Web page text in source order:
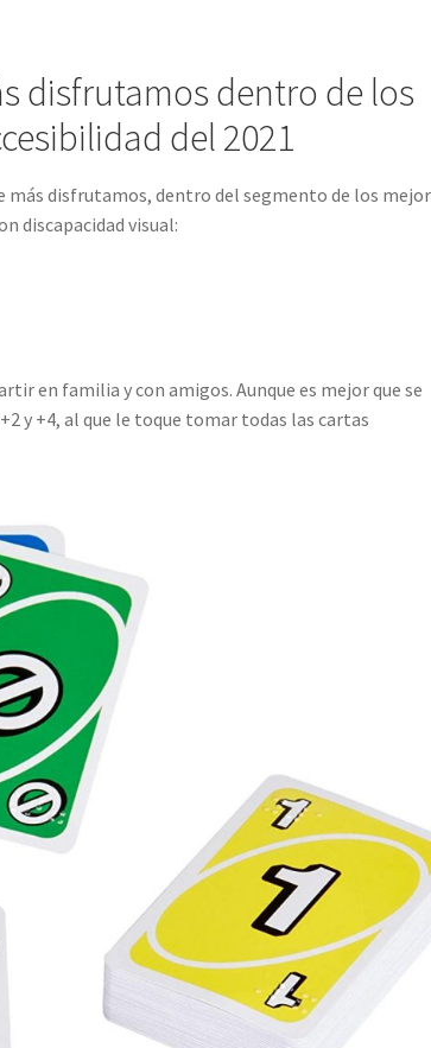
disfrutamos dentro de los
del 2021
más disfrutamos, dentro del segmento de los
discapacidad visual:
en familia y con amigos. Aunque es mejor que se
y +4, al que le toque tomar todas las cartas